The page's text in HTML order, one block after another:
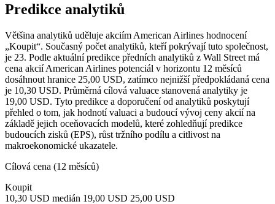
Predikce analytiků
Většina analytiků uděluje akciím American Airlines hodnocení
„Koupit“. Současný počet analytiků, kteří pokrývají tuto společnost,
je 23. Podle aktuální predikce předních analytiků z Wall Street má
cena akcií American Airlines potenciál v horizontu 12 měsíců
dosáhnout hranice 25,00 USD, zatímco nejnižší předpokládaná cena
je 10,30 USD. Průměrná cílová valuace stanovená analytiky je
19,00 USD. Tyto predikce a doporučení od analytiků poskytují
přehled o tom, jak hodnotí valuaci a budoucí vývoj ceny akcií na
základě jejich oceňovacích modelů, které zohledňují predikce
budoucích zisků (EPS), růst tržního podílu a citlivost na
makroekonomické ukazatele.
Cílová cena (12 měsíců)
Koupit
10,30 USD medián 19,00 USD 25,00 USD